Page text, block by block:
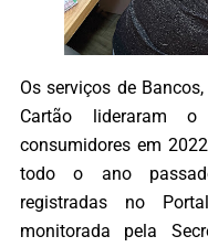
Os serviços de
Cartão lideraram
consumidores em
todo o ano
registradas no
monitorada pela